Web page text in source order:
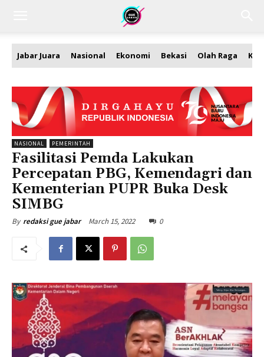
Jabar Juara Nasional Ekonomi Bekasi Olah Raga
NASIONAL PEMERINTAH
Fasilitasi Pemda Lakukan
Percepatan PBG, Kemendagri dan
Kementerian PUPR Buka Desk
SIMBG
By redaksi gue jabar March 15, 2022 0